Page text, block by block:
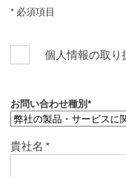
* 必須項目
個人情報の取り
お問い合わせ種別*
貴社名 *